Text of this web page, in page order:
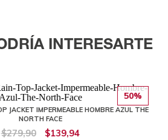
INTERESARTE
50%
IMPERMEABLE HOMBRE AZUL THE
NORTH FACE
$139,94